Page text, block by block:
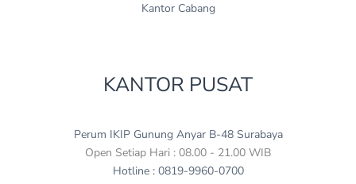
Kantor Cabang
KANTOR PUSAT
Perum IKIP Gunung Anyar B-48 Surabaya
Open Setiap Hari : 08.00 - 21.00 WIB
Hotline : 0819-9960-0700